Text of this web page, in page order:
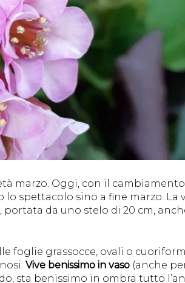
marzo. Oggi, con il
spettacolo sino a fine marzo. La
, portata da uno stelo di 20 cm,
foglie grassocce, ovali o
Vive benissimo in vaso (anche
sta benissimo in ombra tutto